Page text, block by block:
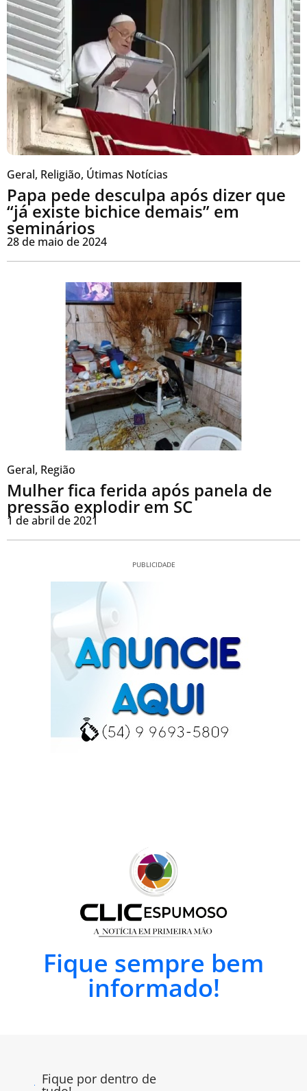
Geral, Religião, Útimas Notícias
Papa pede desculpa após dizer que
“já existe bichice demais” em
seminários
28 de maio de 2024
Geral, Região
Mulher fica ferida após panela de
pressão explodir em SC
1 de abril de 2021
PUBLICIDADE
Fique sempre bem
informado!
Fique por dentro de